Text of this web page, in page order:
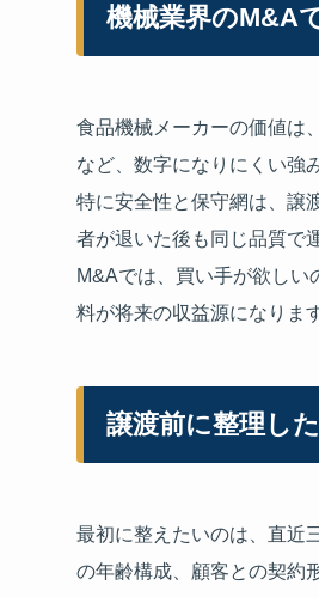
機械業界のM&A
食品機械メーカーの価値は
など、数字になりにくい強
特に安全性と保守網は、譲
者が退いた後も同じ品質で
M&Aでは、買い手が欲し
料が将来の収益源になりま
譲渡前に整理し
最初に整えたいのは、直近
の年齢構成、顧客との契約